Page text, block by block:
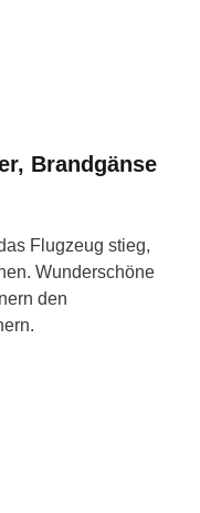
Brandgänse
Flugzeug stieg,
Wunderschöne
den